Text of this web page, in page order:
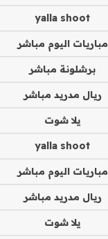
yalla shoot
مباريات اليوم مباشر
برشلونة مباشر
ريال مدريد مباشر
يلا شوت
yalla shoot
مباريات اليوم مباشر
ريال مدريد مباشر
يلا شوت